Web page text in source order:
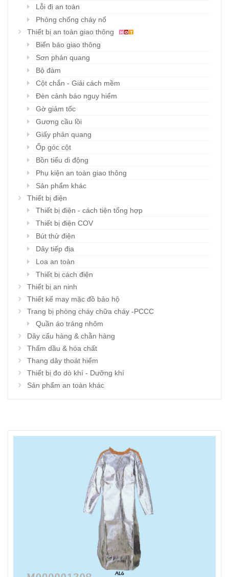
Lỗi đi an toàn
Phòng chống cháy nổ
Thiết bị an toàn giao thông
Biển báo giao thông
Sơn phản quang
Bộ đàm
Cột chắn - Giải cách mềm
Đèn cảnh báo nguy hiểm
Gờ giảm tốc
Gương cầu lồi
Giấy phản quang
Ốp góc cột
Bồn tiểu di động
Phụ kiện an toàn giao thông
Sản phẩm khác
Thiết bị điện
Thiết bị điện - cách tiện tổng hợp
Thiết bị điện COV
Bút thử điện
Dây tiếp địa
Loa an toàn
Thiết bị cách điện
Thiết bị an ninh
Thiết kế may mặc đồ bảo hộ
Trang bị phòng cháy chữa cháy -PCCC
Quần áo tráng nhôm
Dây cẩu hàng & chằn hàng
Thấm dầu & hóa chất
Thang dây thoát hiểm
Thiết bị đo dò khí - Dưỡng khí
Sản phẩm an toàn khác